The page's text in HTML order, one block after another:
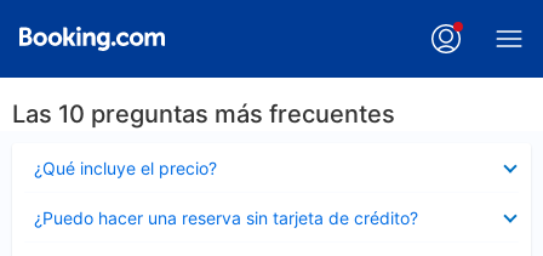
Las 10 preguntas más frecuentes
¿Qué incluye el precio?
cerrado
¿Puedo hacer una reserva sin tarjeta de crédito?
cerrado